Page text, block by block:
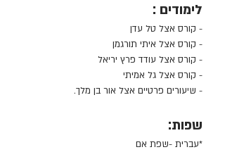
לימודים :
- קורס אצל טל עדן
- קורס אצל איתי תורגמן
- קורס אצל עודד פרץ יריאל
- קורס אצל גל אמיתי
- שיעורים פרטיים אצל אור בן מלך.
שפות:
*עברית -שפת אם